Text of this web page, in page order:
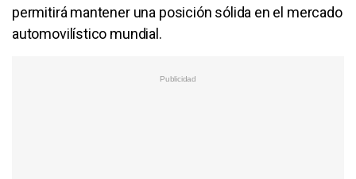
permitirá mantener una posición sólida en el mercado
automovilístico mundial.